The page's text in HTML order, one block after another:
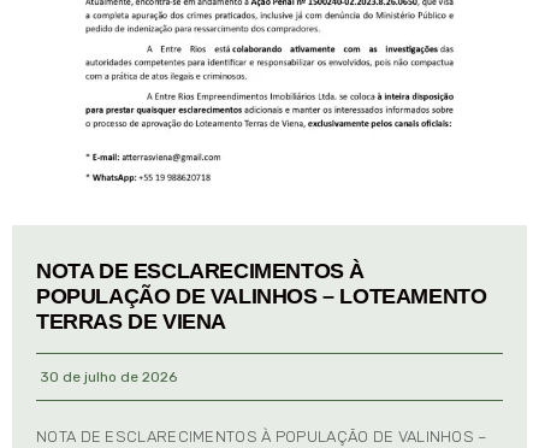
NOTA DE ESCLARECIMENTOS À
POPULAÇÃO DE VALINHOS – LOTEAMENTO
TERRAS DE VIENA
30 de julho de 2026
NOTA DE ESCLARECIMENTOS À POPULAÇÃO DE VALINHOS –